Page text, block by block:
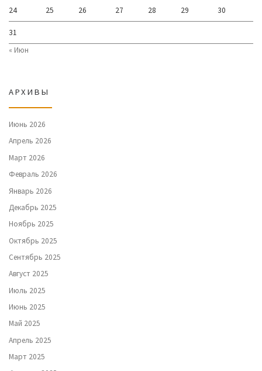
24 25 26 27 28 29 30
31
« Июн
АРХИВЫ
Июнь 2026
Апрель 2026
Март 2026
Февраль 2026
Январь 2026
Декабрь 2025
Ноябрь 2025
Октябрь 2025
Сентябрь 2025
Август 2025
Июль 2025
Июнь 2025
Май 2025
Апрель 2025
Март 2025